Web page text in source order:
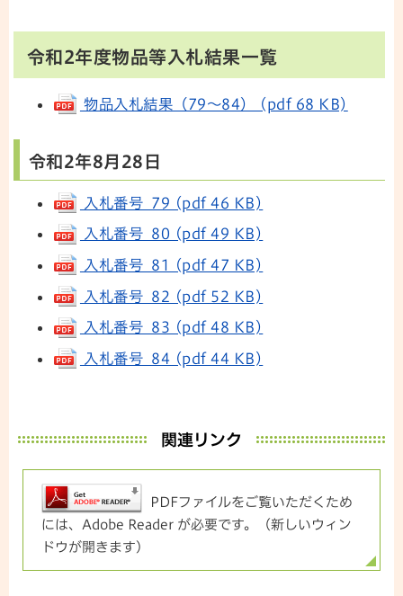
令和2年度物品等入札結果一覧
物品入札結果（79～84） (pdf 68 KB)
令和2年8月28日
入札番号 79 (pdf 46 KB)
入札番号 80 (pdf 49 KB)
入札番号 81 (pdf 47 KB)
入札番号 82 (pdf 52 KB)
入札番号 83 (pdf 48 KB)
入札番号 84 (pdf 44 KB)
関連リンク
PDFファイルをご覧いただくため
には、Adobe Reader が必要です。（新しいウィン
ドウが開きます）